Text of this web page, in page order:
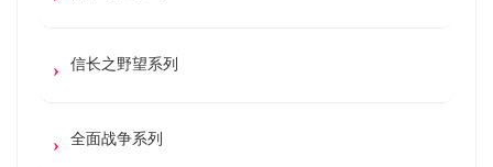
信长之野望系列
全面战争系列